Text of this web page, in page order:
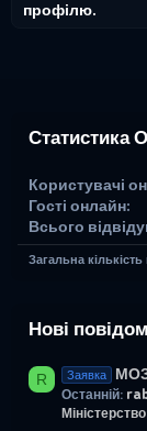
профілю.
Статистика
Користувачі
Гості онлайн
Всього
Загальна
Нові
R Заявка МОЗ
Останній: